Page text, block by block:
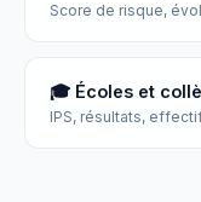
Score de risque,
🎓 Écoles et
IPS, résultats,